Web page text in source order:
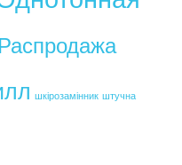
Распродажа
шкірозамінник штучна